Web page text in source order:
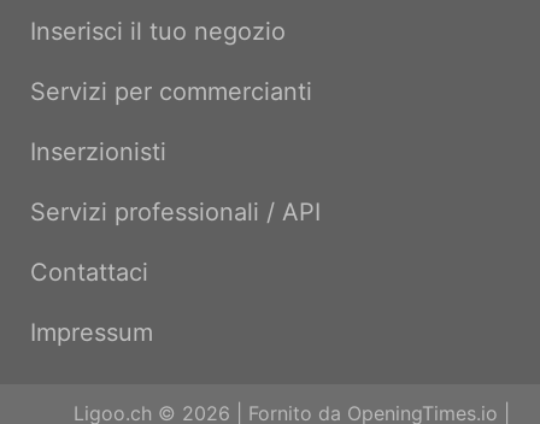
Inserisci il tuo negozio
Servizi per commercianti
Inserzionisti
Servizi professionali / API
Contattaci
Impressum
Ligoo.ch © 2026 | Fornito da OpeningTimes.io